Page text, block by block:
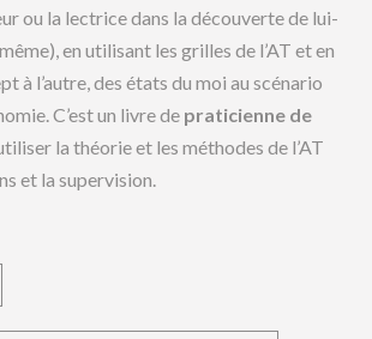
ou la lectrice dans la découverte de lui-
en utilisant les grilles de l’AT et en
à l’autre, des états du moi au scénario
C’est un livre de praticienne de
la théorie et les méthodes de l’AT
et la supervision.